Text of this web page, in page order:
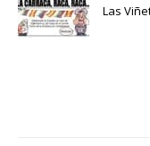
Las